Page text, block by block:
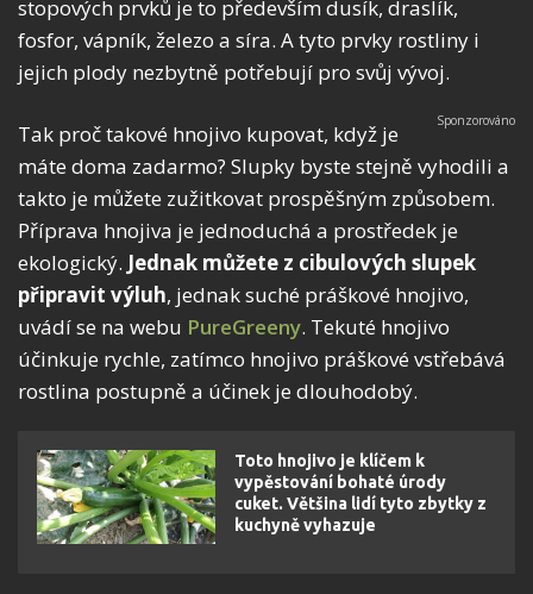
stopových prvků je to především dusík, draslík,
fosfor, vápník, železo a síra. A tyto prvky rostliny i
jejich plody nezbytně potřebují pro svůj vývoj.
Tak proč takové hnojivo kupovat, když je
máte doma zadarmo? Slupky byste stejně vyhodili a
takto je můžete zužitkovat prospěšným způsobem.
Příprava hnojiva je jednoduchá a prostředek je
ekologický. Jednak můžete z cibulových slupek
připravit výluh, jednak suché práškové hnojivo,
uvádí se na webu PureGreeny. Tekuté hnojivo
účinkuje rychle, zatímco hnojivo práškové vstřebává
rostlina postupně a účinek je dlouhodobý.
Toto hnojivo je klíčem k
vypěstování bohaté úrody
cuket. Většina lidí tyto zbytky z
kuchyně vyhazuje